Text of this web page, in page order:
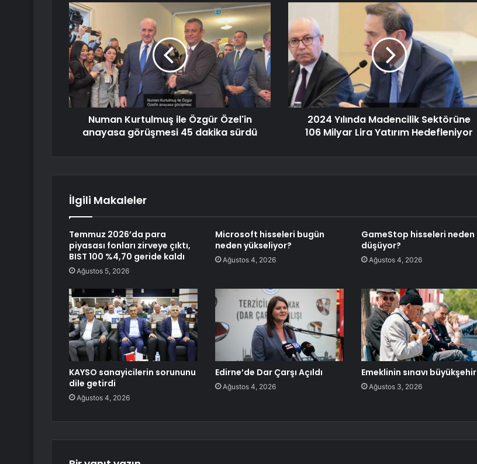
Numan Kurtulmuş ile Özgür Özel'in
anayasa görüşmesi 45 dakika sürdü
2024 Yılında Madencilik Sektörüne
106 Milyar Lira Yatırım Hedefleniyor
İlgili Makaleler
Temmuz 2026’da para
piyasası fonları zirveye çıktı,
BIST 100 %4,70 geride kaldı
Ağustos 5, 2026
Microsoft hisseleri bugün
neden yükseliyor?
Ağustos 4, 2026
GameStop hisseleri neden
düşüyor?
Ağustos 4, 2026
KAYSO sanayicilerin sorununu
dile getirdi
Ağustos 4, 2026
Edirne’de Dar Çarşı Açıldı
Ağustos 4, 2026
Emeklinin sınavı büyükşehir
Ağustos 3, 2026